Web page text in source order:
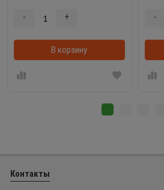
- +
В корзину
-
Контакты